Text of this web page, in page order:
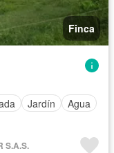
Finca
Jardín
Agua
S.A.S.